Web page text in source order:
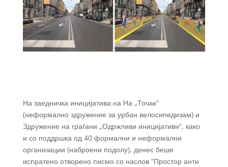
На заедничка иницијатива на На „Точак“
(неформално здружение за урбан велосипедизам) и
Здружение на граѓани „Одржливи иницијативи“, како
и со поддршка од 40 формални и неформални
организации (наброени подолу), денес беше
испратено отворено писмо со наслов “Простор анти